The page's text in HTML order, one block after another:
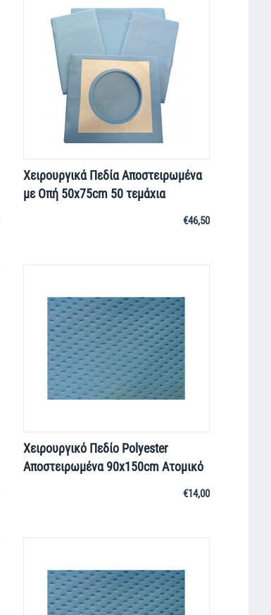
Χειρουργικά Πεδία Αποστειρωμένα
με Οπή 50x75cm 50 τεμάχια
€46,50
Χειρουργικό Πεδίο Polyester
Αποστειρωμένα 90x150cm Ατομικό
€14,00